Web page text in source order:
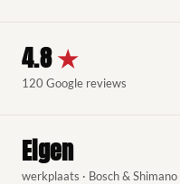
4.8★
120 Google reviews
Eigen
werkplaats · Bosch & Shimano